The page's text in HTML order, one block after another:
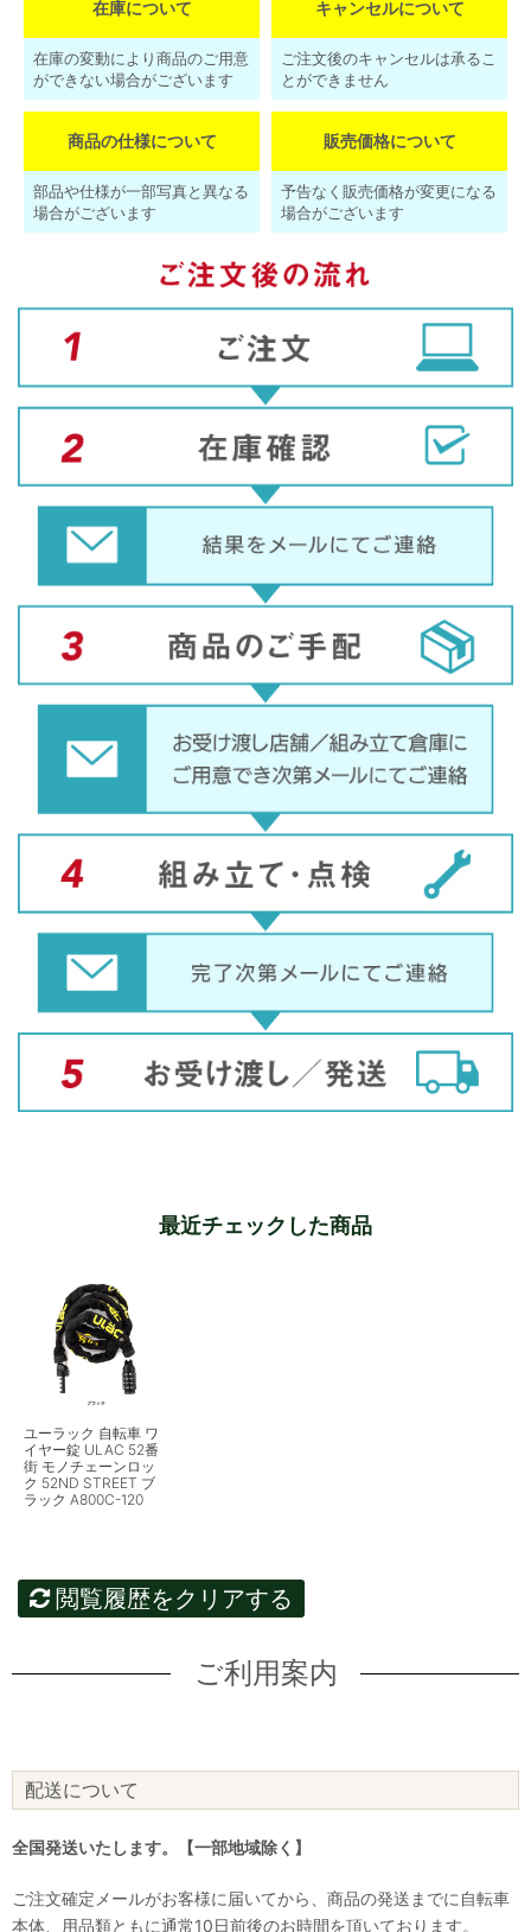
在庫について
在庫の変動により商品のご用意
ができない場合がございます
キャンセルについて
ご注文後のキャンセルは承るこ
とができません
商品の仕様について
部品や仕様が一部写真と異なる
場合がございます
販売価格について
予告なく販売価格が変更になる
場合がございます
最近チェックした商品
ユーラック 自転車 ワ
イヤー錠 ULAC 52番
街 モノチェーンロッ
ク 52ND STREET ブ
ラック A800C-120
閲覧履歴をクリアする
ご利用案内
配送について
全国発送いたします。【一部地域除く】
ご注文確定メールがお客様に届いてから、商品の発送までに自転車
本体、用品類ともに通常10日前後のお時間を頂いております。